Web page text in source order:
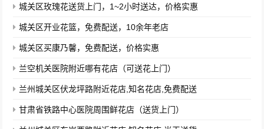
城关区玫瑰花送货上门，1~2小时送达，价格实惠
城关区开业花篮，免费配送，10余年老店
城关区买康乃馨，免费配送，价格实惠
兰空机关医院附近哪有花店（可送花上门）
兰州城关区伏龙坪路附近花店,知名花店,免费配送
甘肃省铁路中心医院周围鲜花店（送货上门）